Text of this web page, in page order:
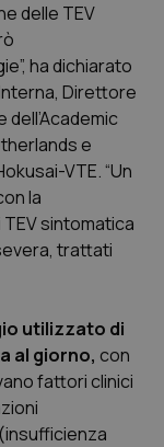
delle TEV
ha dichiarato
Direttore
e
VTE. “Un
la
sintomatica
trattati
utilizzato di
al giorno, con
fattori clinici